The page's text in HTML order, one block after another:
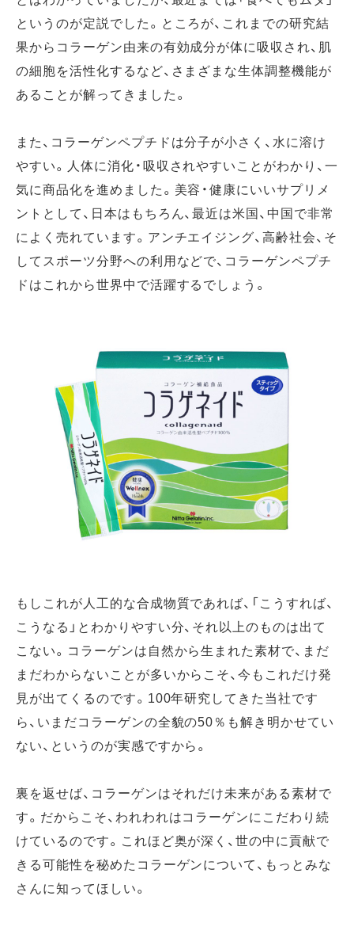
というのが定説でした。ところが、これまでの研究結
果からコラーゲン由来の有効成分が体に吸収され、肌
の細胞を活性化するなど、さまざまな生体調整機能が
あることが解ってきました。
また、コラーゲンペプチドは分子が小さく、水に溶け
やすい。人体に消化・吸収されやすいことがわかり、一
気に商品化を進めました。美容・健康にいいサプリメ
ントとして、日本はもちろん、最近は米国、中国で非常
によく売れています。アンチエイジング、高齢社会、そ
してスポーツ分野への利用などで、コラーゲンペプチ
ドはこれから世界中で活躍するでしょう。
もしこれが人工的な合成物質であれば、「こうすれば、
こうなる」とわかりやすい分、それ以上のものは出て
こない。コラーゲンは自然から生まれた素材で、まだ
まだわからないことが多いからこそ、今もこれだけ発
見が出てくるのです。100年研究してきた当社です
ら、いまだコラーゲンの全貌の50％も解き明かせてい
ない、というのが実感ですから。
裏を返せば、コラーゲンはそれだけ未来がある素材で
す。だからこそ、われわれはコラーゲンにこだわり続
けているのです。これほど奥が深く、世の中に貢献で
きる可能性を秘めたコラーゲンについて、もっとみな
さんに知ってほしい。